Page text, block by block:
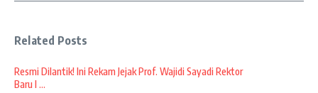
Related Posts
Resmi Dilantik! Ini Rekam Jejak Prof. Wajidi Sayadi Rektor
Baru I ...